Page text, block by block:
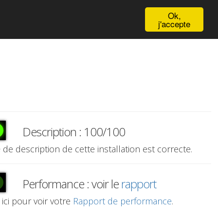
Ok,
j'accepte
Description : 100/100
de description de cette installation est correcte.
Performance : voir lerapport
ici pour voir votre Rapport de performance.